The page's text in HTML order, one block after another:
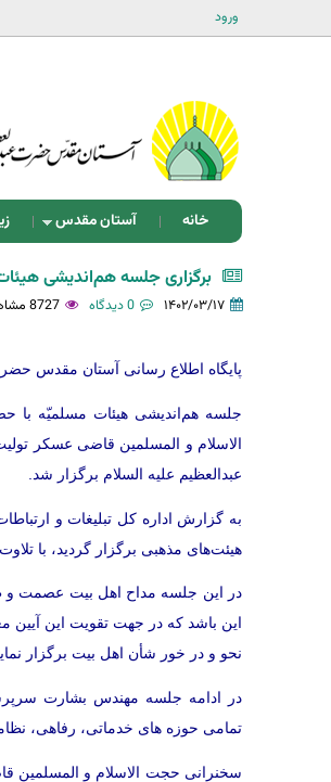
ورود
خانه آستان مقدس
برگزاری جلسه هم‌انديشی
۱۴۰۲/۰۳/۱۷ 0 دیدگاه 8727 مشاهده
پايگاه اطلاع رسانی آستان مقدس
جلسه هم‌انديشی هيئات مسلميّه با
الاسلام و المسلمین قاضی عسکر
عبدالعظيم‌ عليه السلام برگزار شد.
به گزارش اداره کل تبلیغات و
هيئت‌های مذهبی برگزار گرديد، با
در این جلسه مداح اهل بیت عصمت و
این باشد که در جهت تقویت این آیین
نحو و در خور شأن اهل بیت برگزار
در ادامه جلسه مهندس بشارت
تمامی حوزه های خدماتی، رفاهی،
سخنرانی حجت الاسلام و المسلمین